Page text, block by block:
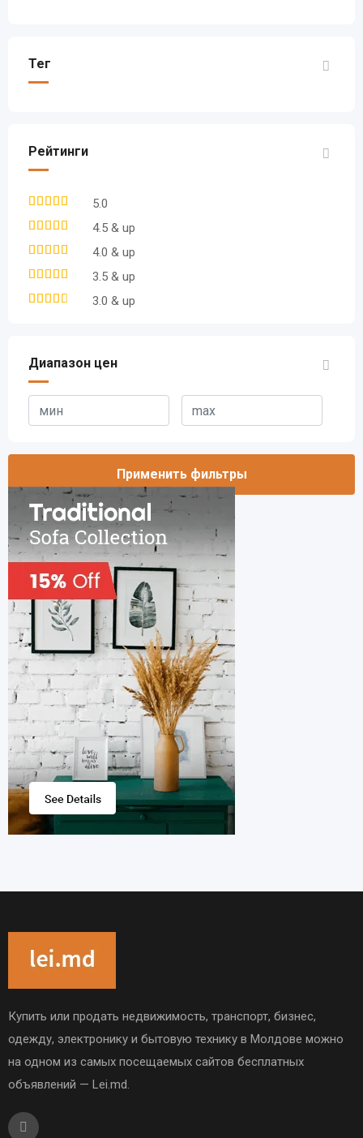
Тег
Рейтинги
5.0
4.5 & up
4.0 & up
3.5 & up
3.0 & up
Диапазон цен
Применить фильтры
Купить или продать недвижимость, транспорт, бизнес,
одежду, электронику и бытовую технику в Молдове можно
на одном из самых посещаемых сайтов бесплатных
объявлений — Lei.md.